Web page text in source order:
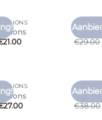
Toevoegen
21.00
T SHIRT
t shirt
€29.00
Toevoegen
27.00
T SHIRT
t shirt
€38.00